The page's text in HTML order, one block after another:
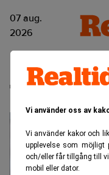
Vi använder oss av
Vi använder kakor och
upplevelse som möjligt
och/eller får tillgång till
mobil eller dator.
07 aug.
2026
Triona